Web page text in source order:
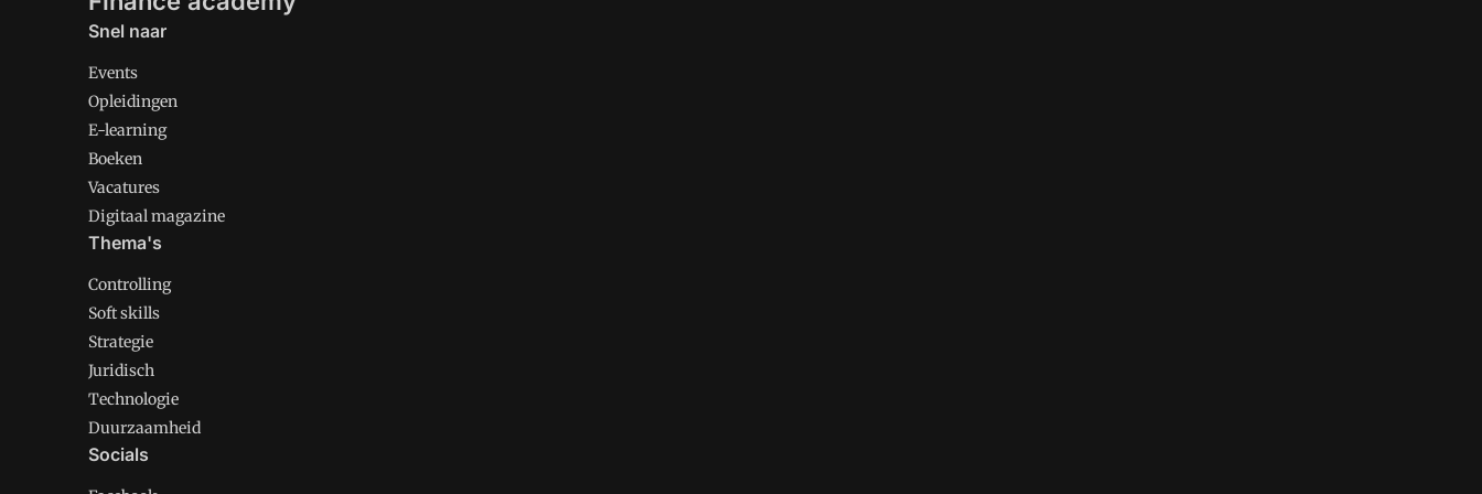
Snel naar
Events
Opleidingen
E-learning
Boeken
Vacatures
Digitaal magazine
Thema's
Controlling
Soft skills
Strategie
Juridisch
Technologie
Duurzaamheid
Socials